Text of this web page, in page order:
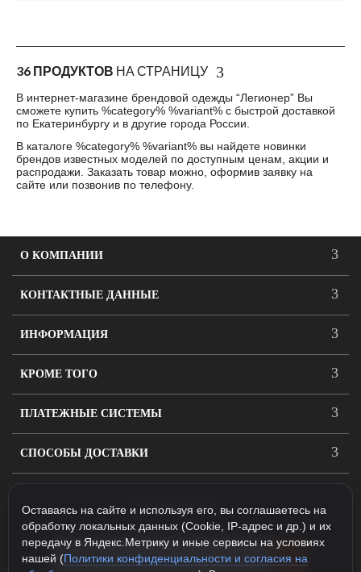
36 ПРОДУКТОВ НА СТРАНИЦУ
В интернет-магазине брендовой одежды “Легионер” Вы
сможете купить %category% %variant% с быстрой доставкой
по Екатеринбургу и в другие города России.
В каталоге %category% %variant% вы найдете новинки
брендов известных моделей по доступным ценам, акции и
распродажи. Заказать товар можно, оформив заявку на
сайте или позвонив по телефону.
О КОМПАНИИ
КОНТАКТНЫЕ ДАННЫЕ
ИНФОРМАЦИЯ
КРОМЕ ТОГО
ПЛАТЕЖНЫЕ СИСТЕМЫ
СПОСОБЫ ДОСТАВКИ
Оставаясь на сайте и используя его, вы соглашаетесь на
обработку локальных данных (Cookie, IP-адрес и др.) и их
передачу в Яндекс.Метрику и иные сервисы на условиях
нашей (Политики конфиденциальности и согласия на